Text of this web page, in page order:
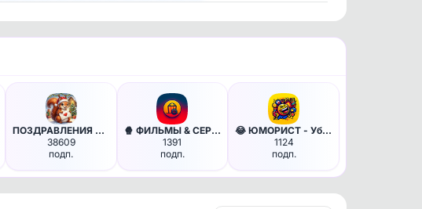
ПОЗДРАВЛЕНИЯ НА КАЖДЫЙ ДЕНЬ
38609
подп.
🍿 ФИЛЬМЫ & СЕРИАЛЫ - смотреть…
1391
подп.
😂 ЮМОРИСТ - Убойные Приколы М…
1124
подп.